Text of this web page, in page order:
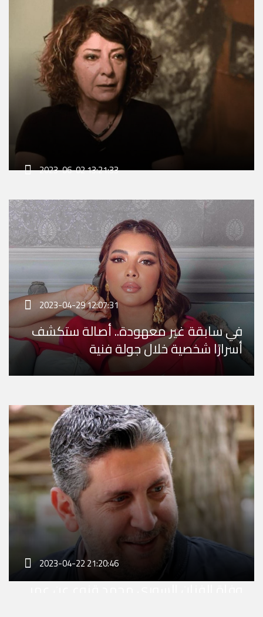
2023-06-02 13:21:33
رحيل الفنانة التشكيلية ناتاشا المعاني
2023-04-29 12:07:31
في سابقة غير معهودة.. أصالة ستكشف
أسرارًا شخصية خلال جولة فنية
2023-04-22 21:20:46
وفاة الفنان السوري محمد قنوع عن عمر